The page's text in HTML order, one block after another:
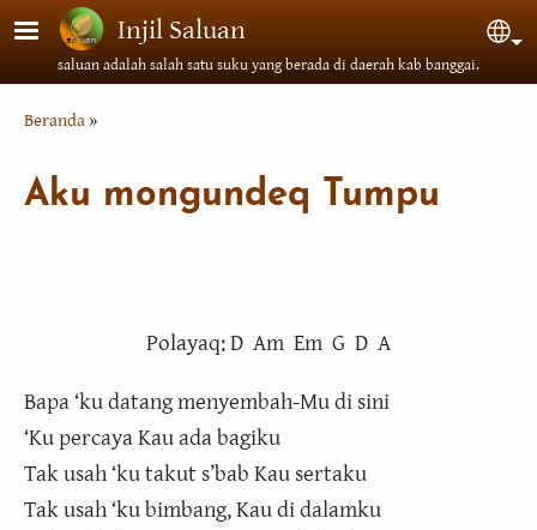
Lompat ke isi utamaInjil Saluan
saluan adalah salah satu suku yang berada di daerah kab banggai.
Breadcrumb
Beranda
Aku mongundeq Tumpu
Polayaq: D Am Em G D A
Bapa ‘ku datang menyembah-Mu di sini
‘Ku percaya Kau ada bagiku
Tak usah ‘ku takut s’bab Kau sertaku
Tak usah ‘ku bimbang, Kau di dalamku